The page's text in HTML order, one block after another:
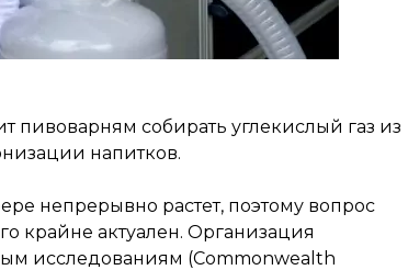
пивоварням собирать углекислый газ из
напитков.
непрерывно растет, поэтому вопрос
крайне актуален. Организация
исследованиям (Commonwealth